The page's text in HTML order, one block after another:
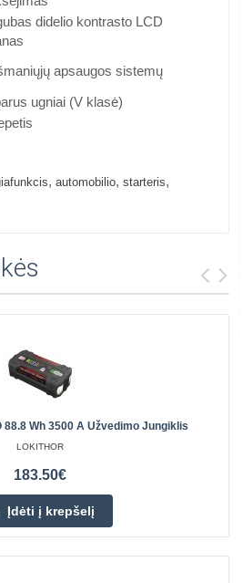
didelio kontrasto LCD
apsaugos sistemų
ugniai (V klasė)
, automobilio, starteris,
88.8 Wh 3500 A Užvedimo Jungiklis
LOKITHOR
183.50€
Įdėti į krepšelį